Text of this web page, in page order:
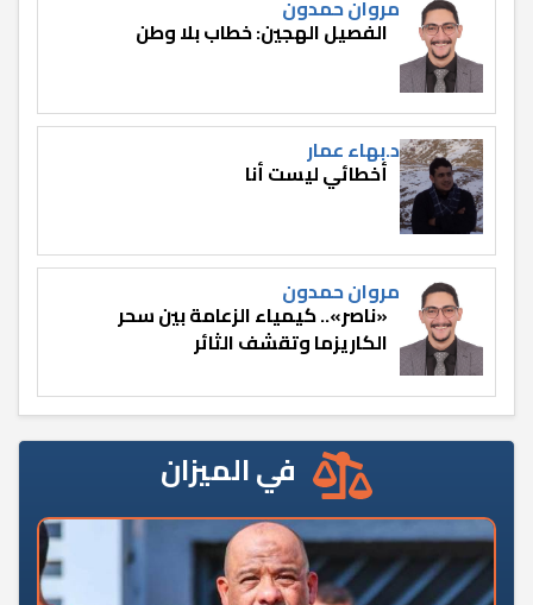
مروان حمدون
الفصيل الهجين: خطاب بلا وطن
د.بهاء عمار
أخطائي ليست أنا
مروان حمدون
«ناصر».. كيمياء الزعامة بين سحر
الكاريزما وتقشف الثائر
في الميزان